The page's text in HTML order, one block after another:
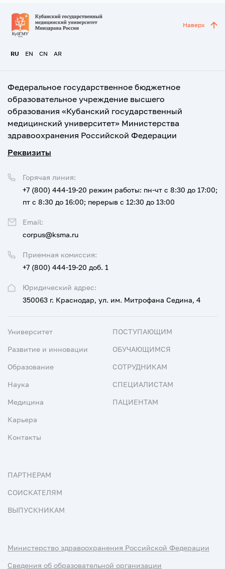
RU EN CN AR
Наверх
Федеральное государственное бюджетное
образовательное учреждение высшего
образования «Кубанский государственный
медицинский университет» Министерства
здравоохранения Российской Федерации
Реквизиты
Юридический адрес:
350063 г. Краснодар, ул. им. Митрофана Седина, 4
Приемная комиссия:
+7 (800) 444-19-20 доб. 1
Горячая линия:
+7 (800) 444-19-20 режим работы: пн-чт с 8:30 до 17:00;
пт с 8:30 до 16:00; перерыв с 12:30 до 13:00
Email:
corpus@ksma.ru
Университет
Развитие и инновации
Образование
Наука
Медицина
Карьера
Контакты
ПОСТУПАЮЩИМ
ОБУЧАЮЩИМСЯ
СОТРУДНИКАМ
СПЕЦИАЛИСТАМ
ПАЦИЕНТАМ
ПАРТНЕРАМ
СОИСКАТЕЛЯМ
ВЫПУСКНИКАМ
Министерство здравоохранения Российской Федерации
Сведения об образовательной организации